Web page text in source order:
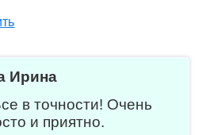
Ирина
в точности! Очень
и приятно.